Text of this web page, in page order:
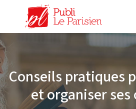
Conseils pratiques
et organiser ses